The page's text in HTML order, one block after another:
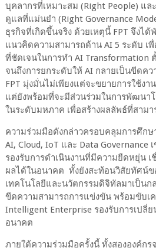
บุคลากรที่เหมาะสม (Right People) แล
ดูแลที่แม่นยำ (Right Governance
ธุรกิจที่เกิดขึ้นจริง ด้วยเหตุนี้ FPT จึงได้
แนวคิดความสามารถด้าน AI 5 ระดับ เ
ที่ชัดเจนในการทำ AI Transformation
จนถึงการยกระดับให้ AI กลายเป็นขีดคว
FPT มุ่งมั่นไม่เพียงแต่จะขยายการใช้งาน
แต่ยังพร้อมที่จะมีส่วนร่วมในการพัฒนา
ในระดับมหภาค เพื่อสร้างผลลัพธ์ที่สาม
ความร่วมมือดังกล่าวครอบคลุมการศึก
AI, Cloud, IoT และ Data Governance
รองรับการดำเนินงานที่มีความยืดหยุ่น เ
ผลได้ในอนาคต ทั้งยังสะท้อนวิสัยทัศน์ข
เทคโนโลยีและนวัตกรรมดิจิทัลมาเป็น
ขีดความสามารถการแข่งขัน พร้อมขับเ
Intelligent Enterprise รองรับการเปลี่
อนาคต
ภายใต้ความร่วมมือครั้งนี้ ทั้งสององค์ก